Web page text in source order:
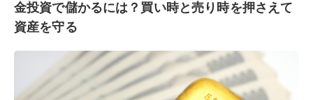
金投資で儲かるには？買い時と売り時を押さえて
資産を守る